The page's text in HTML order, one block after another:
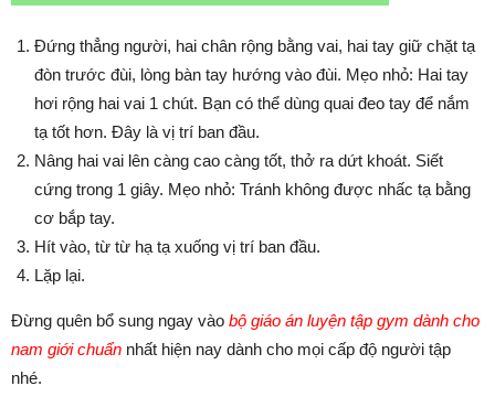
Đứng thẳng người, hai chân rộng bằng vai, hai tay giữ chặt tạ
đòn trước đùi, lòng bàn tay hướng vào đùi. Mẹo nhỏ: Hai tay
hơi rộng hai vai 1 chút. Bạn có thể dùng quai đeo tay để nắm
tạ tốt hơn. Đây là vị trí ban đầu.
Nâng hai vai lên càng cao càng tốt, thở ra dứt khoát. Siết
cứng trong 1 giây. Mẹo nhỏ: Tránh không được nhấc tạ bằng
cơ bắp tay.
Hít vào, từ từ hạ tạ xuống vị trí ban đầu.
Lặp lại.
Đừng quên bổ sung ngay vào bộ giáo án luyện tập gym dành cho
nam giới chuẩn nhất hiện nay dành cho mọi cấp độ người tập
nhé.